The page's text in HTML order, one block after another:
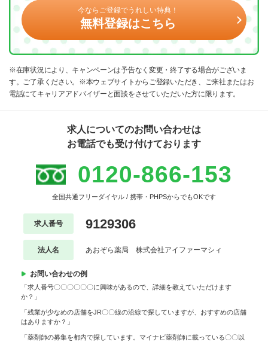
今ならご登録でうれしい特典！
無料登録はこちら
※在庫状況により、キャンペーンは予告なく変更・終了する場合がございま
す。ご了承ください。※本ウェブサイトからご登録いただき、ご来社またはお
電話にてキャリアアドバイザーと面談をさせていただいた方に限ります。
求人についてのお問い合わせは
お電話でも受け付けております
0120-866-153
全国共通フリーダイヤル / 携帯・PHPSからでもOKです
求人番号 9129306
法人名 あおぞら薬局 株式会社アイファーマシィ
お問い合わせの例
「求人番号〇〇〇〇〇〇に興味があるので、詳細を教えていただけます
か？」
「残業が少なめの店舗をJR〇〇線の沿線で探していますが、おすすめの店舗
はありますか？」
「薬剤師の募集を都内で探しています。マイナビ薬剤師に載っている〇〇以